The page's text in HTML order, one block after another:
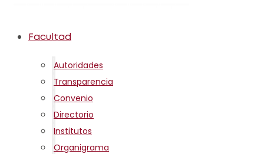
Facultad
Autoridades
Transparencia
Convenio
Directorio
Institutos
Organigrama